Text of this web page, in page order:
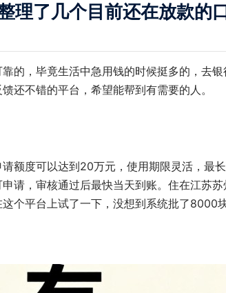
理了几个目前还在放款的
的，毕竟生活中急用钱的时候挺多的，去
还不错的平台，希望能帮到有需要的人。
额度可以达到20万元，使用期限灵活，最
请，审核通过后最快当天到账。住在江苏
个平台上试了一下，没想到系统批了8000